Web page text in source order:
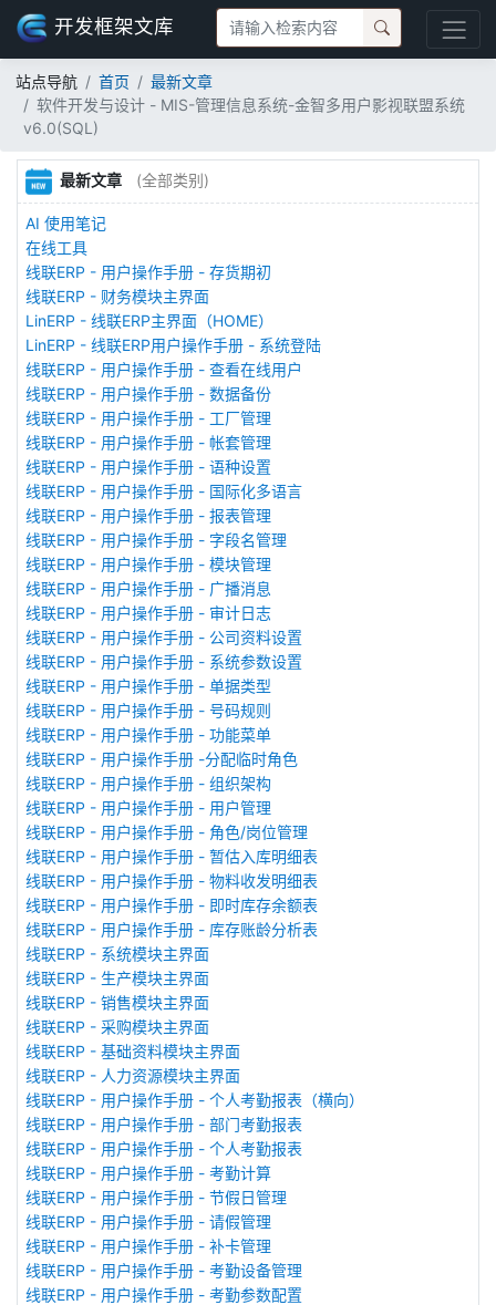
开发框架文库
站点导航 首页
最新文章
软件开发与设计 - MIS-管理信息系统-金智多用户影视联盟系统
v6.0(SQL)
最新文章 (全部类别)
AI 使用笔记
在线工具
线联ERP - 用户操作手册 - 存货期初
线联ERP - 财务模块主界面
LinERP - 线联ERP主界面（HOME）
LinERP - 线联ERP用户操作手册 - 系统登陆
线联ERP - 用户操作手册 - 查看在线用户
线联ERP - 用户操作手册 - 数据备份
线联ERP - 用户操作手册 - 工厂管理
线联ERP - 用户操作手册 - 帐套管理
线联ERP - 用户操作手册 - 语种设置
线联ERP - 用户操作手册 - 国际化多语言
线联ERP - 用户操作手册 - 报表管理
线联ERP - 用户操作手册 - 字段名管理
线联ERP - 用户操作手册 - 模块管理
线联ERP - 用户操作手册 - 广播消息
线联ERP - 用户操作手册 - 审计日志
线联ERP - 用户操作手册 - 公司资料设置
线联ERP - 用户操作手册 - 系统参数设置
线联ERP - 用户操作手册 - 单据类型
线联ERP - 用户操作手册 - 号码规则
线联ERP - 用户操作手册 - 功能菜单
线联ERP - 用户操作手册 -分配临时角色
线联ERP - 用户操作手册 - 组织架构
线联ERP - 用户操作手册 - 用户管理
线联ERP - 用户操作手册 - 角色/岗位管理
线联ERP - 用户操作手册 - 暂估入库明细表
线联ERP - 用户操作手册 - 物料收发明细表
线联ERP - 用户操作手册 - 即时库存余额表
线联ERP - 用户操作手册 - 库存账龄分析表
线联ERP - 系统模块主界面
线联ERP - 生产模块主界面
线联ERP - 销售模块主界面
线联ERP - 采购模块主界面
线联ERP - 基础资料模块主界面
线联ERP - 人力资源模块主界面
线联ERP - 用户操作手册 - 个人考勤报表（横向）
线联ERP - 用户操作手册 - 部门考勤报表
线联ERP - 用户操作手册 - 个人考勤报表
线联ERP - 用户操作手册 - 考勤计算
线联ERP - 用户操作手册 - 节假日管理
线联ERP - 用户操作手册 - 请假管理
线联ERP - 用户操作手册 - 补卡管理
线联ERP - 用户操作手册 - 考勤设备管理
线联ERP - 用户操作手册 - 考勤参数配置